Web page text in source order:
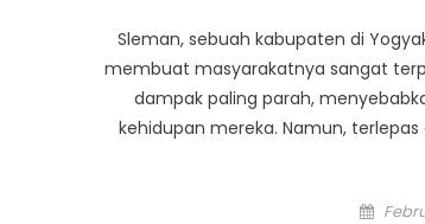
Sleman, sebuah kabupaten di
membuat masyarakatnya sangat
dampak paling parah,
kehidupan mereka. Namun,